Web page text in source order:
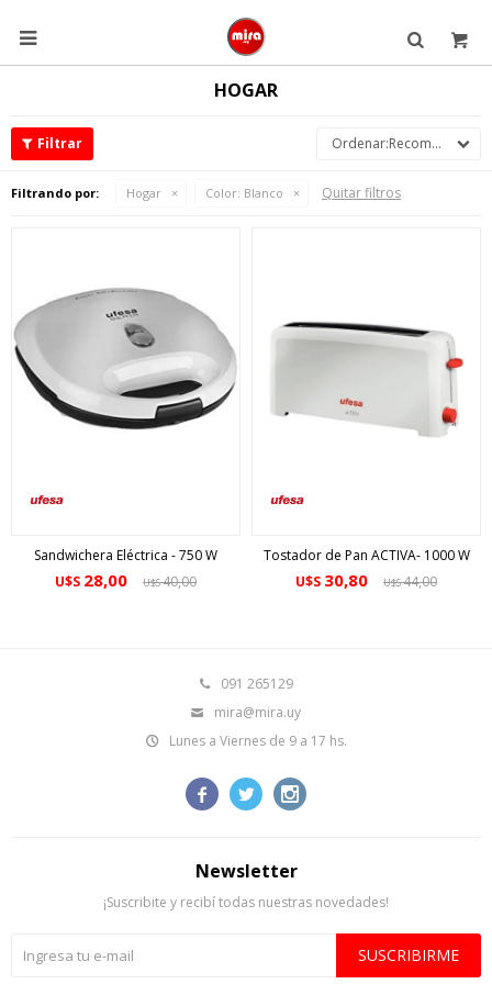

HOGAR
Recomendados
Filtrando por: Hogar Color: Blanco Quitar filtros
Sandwichera Eléctrica - 750 W
U$S 28,00 U$S40,00
Tostador de Pan ACTIVA- 1000 W
U$S 30,80 U$S44,00
091 265129
mira@mira.uy
Lunes a Viernes de 9 a 17 hs.
  
Newsletter
¡Suscribite y recibí todas nuestras novedades!
SUSCRIBIRME